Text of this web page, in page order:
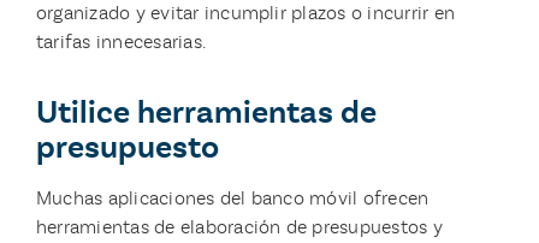
organizado y evitar incumplir plazos o incurrir en
tarifas innecesarias.
Utilice herramientas de
presupuesto
Muchas aplicaciones del banco móvil ofrecen
herramientas de elaboración de presupuestos y